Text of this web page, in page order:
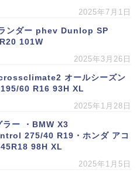
2025年7月1日
ランダー phev Dunlop SP
101W
2025年3月26日
オールシーズン
60 R16 93H XL
2025年1月28日
ラー ・BMW X3
275/40 R19・ホンダ アコ
98H XL
2025年1月5日